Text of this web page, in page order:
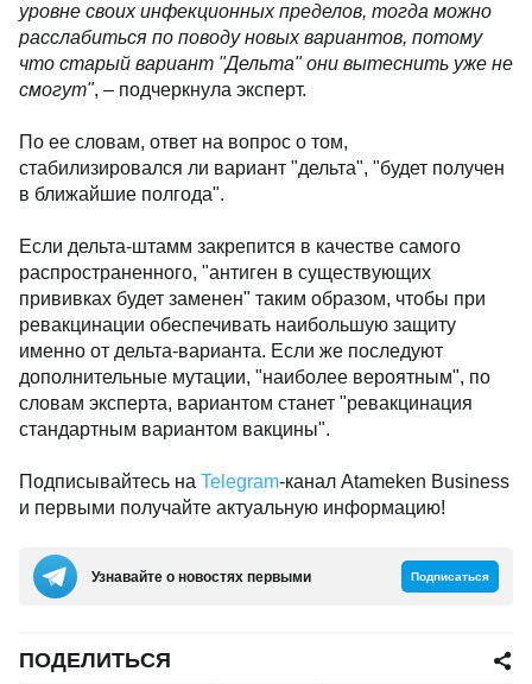
уровне своих инфекционных пределов, тогда можно
расслабиться по поводу новых вариантов, потому
что старый вариант "Дельта" они вытеснить уже не
смогут", – подчеркнула эксперт.
По ее словам, ответ на вопрос о том,
стабилизировался ли вариант "дельта", "будет получен
в ближайшие полгода".
Если дельта-штамм закрепится в качестве самого
распространенного, "антиген в существующих
прививках будет заменен" таким образом, чтобы при
ревакцинации обеспечивать наибольшую защиту
именно от дельта-варианта. Если же последуют
дополнительные мутации, "наиболее вероятным", по
словам эксперта, вариантом станет "ревакцинация
стандартным вариантом вакцины".
Подписывайтесь на Telegram-канал Atameken Business
и первыми получайте актуальную информацию!
Узнавайте о новостях первыми Подписаться
ПОДЕЛИТЬСЯ